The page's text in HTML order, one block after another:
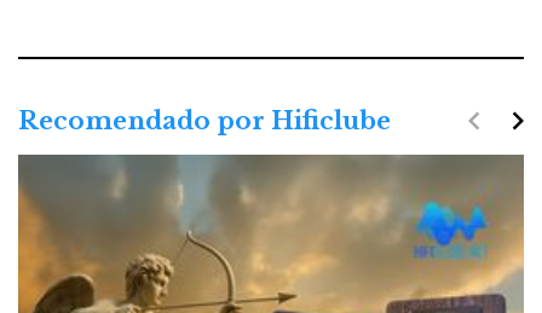
Recomendado por Hificlube navigate_next
navigate_before